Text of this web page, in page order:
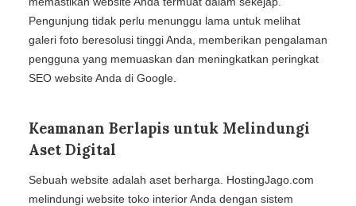
Pengunjung tidak perlu menunggu lama untuk melihat
galeri foto beresolusi tinggi Anda, memberikan pengalaman
pengguna yang memuaskan dan meningkatkan peringkat
SEO website Anda di Google.
Keamanan Berlapis untuk Melindungi
Aset Digital
Sebuah website adalah aset berharga. HostingJago.com
melindungi website toko interior Anda dengan sistem